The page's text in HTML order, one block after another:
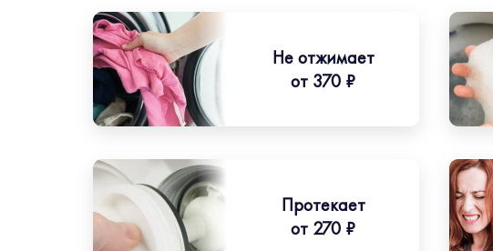
Не отжимает
от 370 ₽
Протекает
от 270 ₽